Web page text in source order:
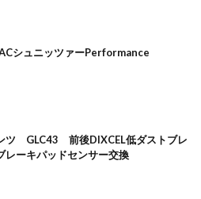
シュニッツァーPerformance
ツ GLC43 前後DIXCEL低ダストブレ
レーキパッドセンサー交換